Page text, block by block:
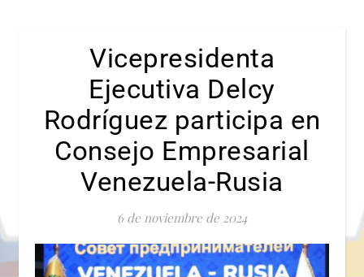
Vicepresidenta
Ejecutiva Delcy
Rodríguez participa en
Consejo Empresarial
Venezuela-Rusia
6 de noviembre de 2024